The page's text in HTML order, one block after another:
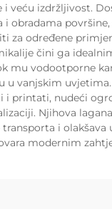
i veću izdržljivost.
i obradama
za određene
čini ga
mu vodootporne
u vanjskim
i printati, nudeći
Njihova
i olakšava
modernim